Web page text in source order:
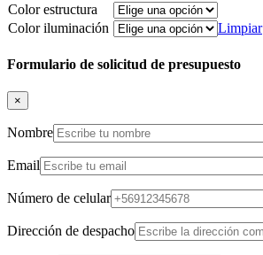
Color estructura
Color iluminación
Limpiar
Formulario de solicitud de presupuesto
×
Nombre
Email
Número de celular
Dirección de despacho